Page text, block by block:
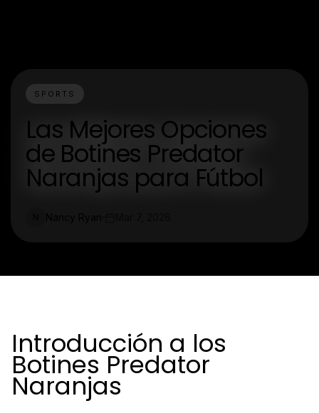
SPORTS
Las Mejores Opciones
de Botines Predator
Naranjas para Fútbol
Introducción a los
Botines Predator
Naranjas